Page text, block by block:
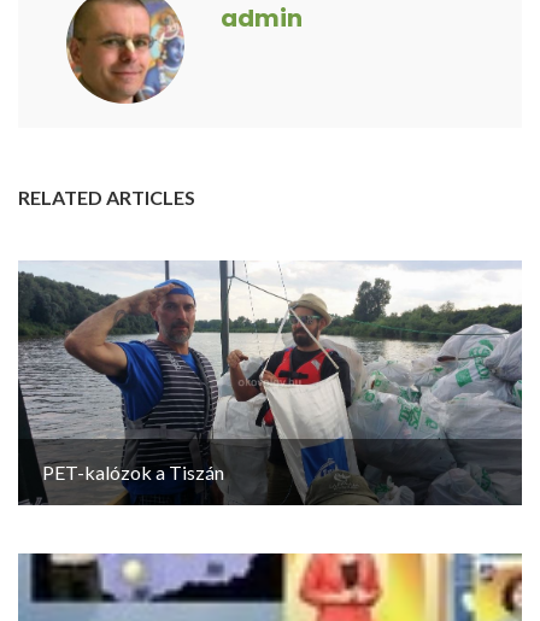
admin
RELATED ARTICLES
PET-kalózok a Tiszán